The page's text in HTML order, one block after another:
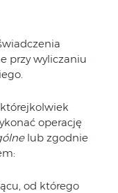
przy wyliczaniu
operację
lub zgodnie
od którego